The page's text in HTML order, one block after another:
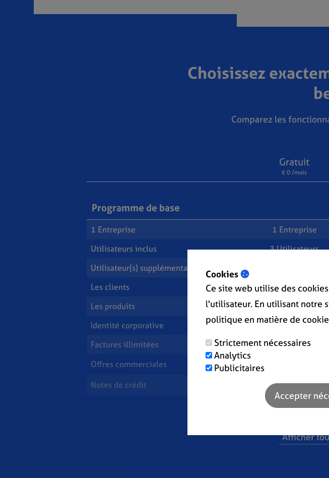
Choisissez
Comparez les
Gratuit
€ 0 /mois
Programme de base
1 Entreprise 1 Entreprise
Utilisateurs inclus
3 Utilisateurs
Utilisateur(s) supplémentaire(s)
Les clients
Les produits
Identité corporative
Factures illimitées
3 factures par mois
Offres commerciales
Notes de crédit
Afficher
Cookies
Ce site web utilise des
l'utilisateur. En utilisant notre
politique en matière de
Strictement nécessaires
Analytics
Publicitaires